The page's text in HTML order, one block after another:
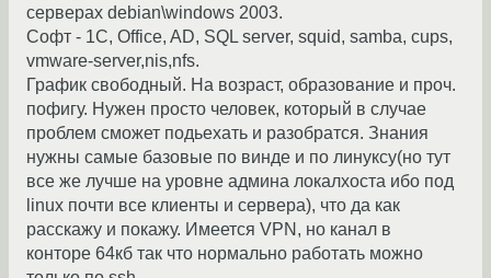
серверах debian\windows 2003.
Софт - 1С, Office, AD, SQL server, squid, samba, cups,
vmware-server,nis,nfs.
График свободный. На возраст, образование и проч.
пофигу. Нужен просто человек, который в случае
проблем сможет подьехать и разобратся. Знания
нужны самые базовые по винде и по линуксу(но тут
все же лучше на уровне админа локалхоста ибо под
linux почти все клиенты и сервера), что да как
расскажу и покажу. Имеется VPN, но канал в
конторе 64кб так что нормально работать можно